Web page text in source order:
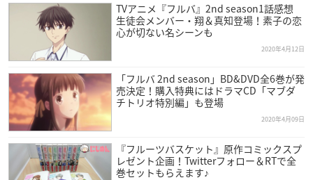
TVアニメ『フルバ』2nd season1話感想
生徒会メンバー・翔＆真知登場！素子の恋
心が切ない名シーンも
2020年4月12日
「フルバ 2nd season」BD&DVD全6巻が発
売決定！購入特典にはドラマCD「マブダ
チトリオ特別編」も登場
2020年4月09日
『フルーツバスケット』原作コミックスプ
レゼント企画！Twitterフォロー＆RTで全
巻セットもらえます♪